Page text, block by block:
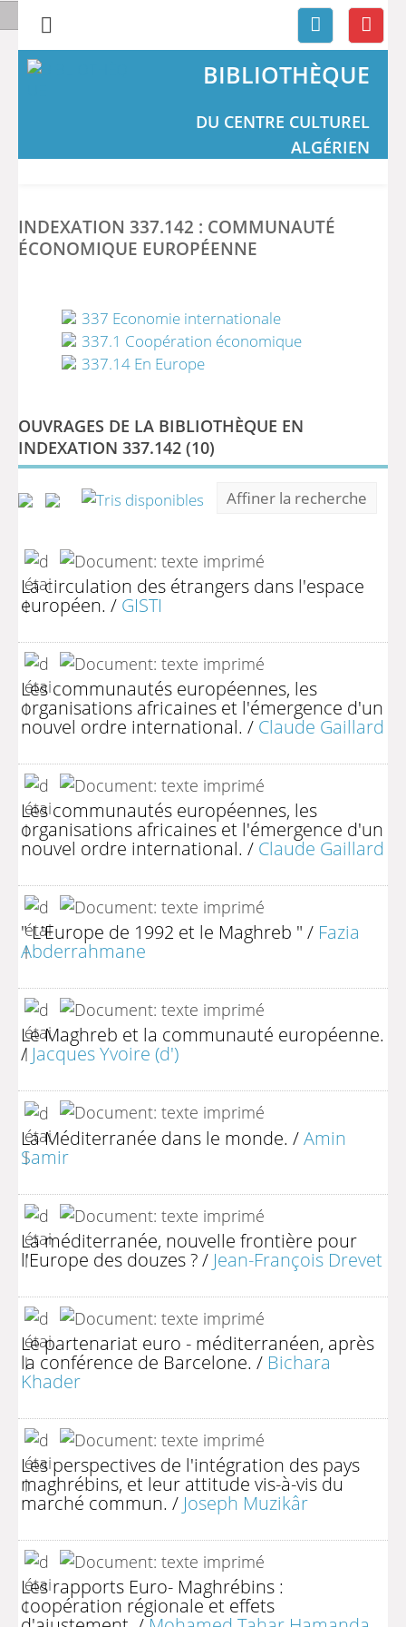
BIBLIOTHÈQUE
DU CENTRE CULTUREL
ALGÉRIEN
INDEXATION 337.142 : COMMUNAUTÉ
ÉCONOMIQUE EUROPÉENNE
337 Economie internationale
337.1 Coopération économique
337.14 En Europe
OUVRAGES DE LA BIBLIOTHÈQUE EN
INDEXATION 337.142 (10)
Affiner la recherche
La circulation des étrangers dans l'espace
européen. / GISTI
Les communautés européennes, les
organisations africaines et l'émergence d'un
nouvel ordre international. / Claude Gaillard
Les communautés européennes, les
organisations africaines et l'émergence d'un
nouvel ordre international. / Claude Gaillard
" L'Europe de 1992 et le Maghreb " / Fazia
Abderrahmane
Le Maghreb et la communauté européenne.
/ Jacques Yvoire (d')
La Méditerranée dans le monde. /Amin
Samir
La méditerranée, nouvelle frontière pour
l'Europe des douzes ?/ Jean-François Drevet
Le partenariat euro - méditerranéen, après
la conférence de Barcelone. / Bichara
Khader
Les perspectives de l'intégration des pays
maghrébins, et leur attitude vis-à-vis du
marché commun. / Joseph Muzikâr
Les rapports Euro- Maghrébins :
coopération régionale et effets